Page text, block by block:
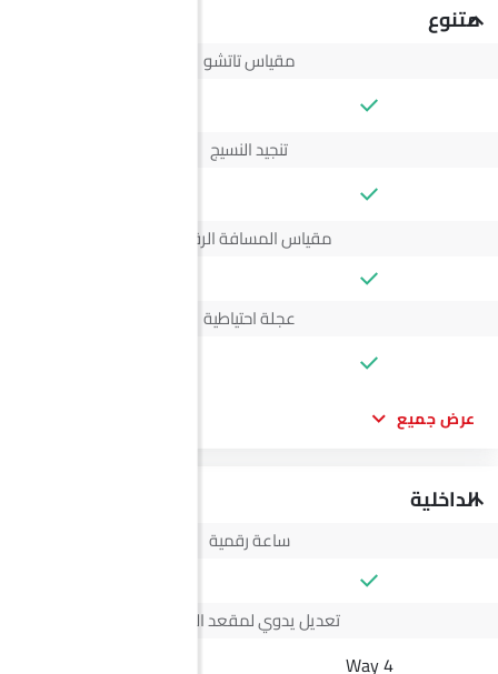
متنوع
مقياس تاتشو
تنجيد النسيج
مقياس المسافة الرقمي
عجلة احتياطية
عرض جميع
الداخلية
ساعة رقمية
تعديل يدوي لمقعد السائق
4 Way